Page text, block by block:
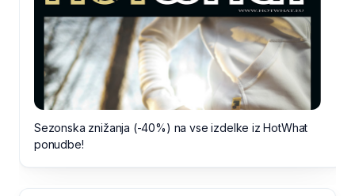
Sezonska znižanja (-40%) na vse izdelke iz HotWhat
ponudbe!